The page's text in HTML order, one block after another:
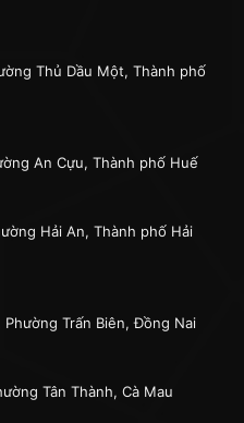
Thủ Dầu Một, Thành phố
An Cựu, Thành phố Huế
Hải An, Thành phố Hải
Phường Trấn Biên, Đồng Nai
Tân Thành, Cà Mau